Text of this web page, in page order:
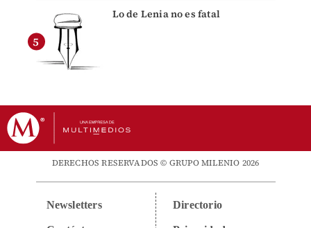
Lo de Lenia no es fatal
DERECHOS RESERVADOS © GRUPO MILENIO 2026
Newsletters Directorio